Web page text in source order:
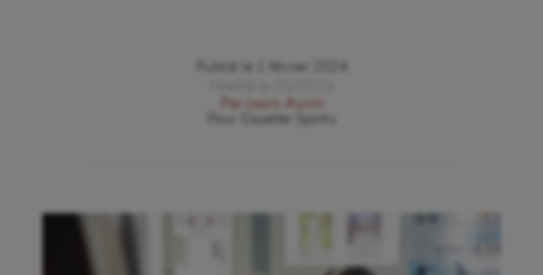
Publié le
1 février 2024
Par
Louis Auvin
Gazette Sports